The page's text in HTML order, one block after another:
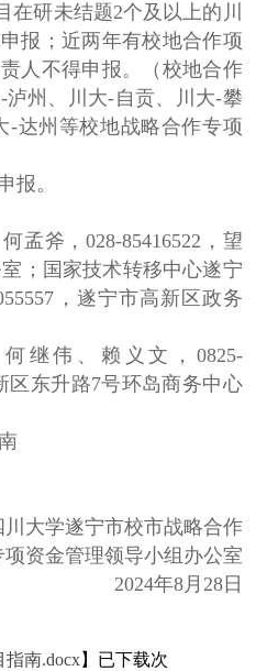
在研未结题2个及以上的川
报；近两年有校地合作项
人不得申报。（校地合作
州、川大-自贡、川大-攀
-达州等校地战略合作专项
报。
孟斧，028-85416522，望
；国家技术转移中心遂宁
，遂宁市高新区政务
继伟、赖义文，0825-
区东升路7号环岛商务中心
川大学遂宁市校市战略合作
项资金管理领导小组办公室
2024年8月28日
指南.docx】已下载次